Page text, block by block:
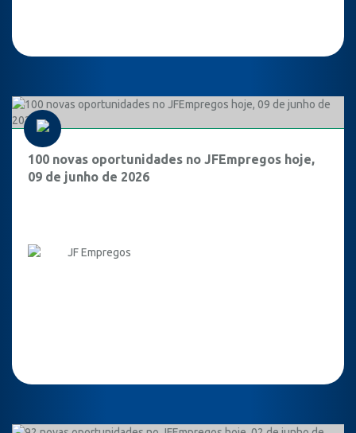
100 novas oportunidades no JFEmpregos hoje,
09 de junho de 2026
JF Empregos